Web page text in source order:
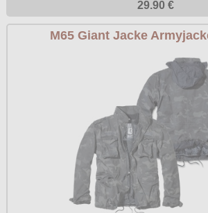
29.90 €
M65 Giant Jacke